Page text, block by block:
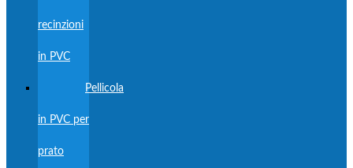
recinzioni
in PVC
Pellicola
in PVC per
prato